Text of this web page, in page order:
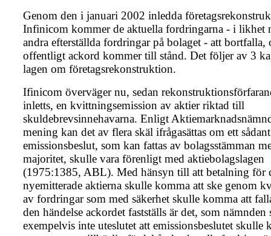
Genom den i januari 2002 inledda
Infinicom kommer de aktuella fordringarna - i likhet
andra efterställda fordringar på bolaget - att bortfalla,
offentligt ackord kommer till stånd. Det följer av 3
lagen om företagsrekonstruktion.
Ifinicom överväger nu, sedan
inletts, en kvittningsemission av aktier riktad till
skuldebrevsinnehavarna. Enligt
mening kan det av flera skäl ifrågasättas om ett sådant
emissionsbeslut, som kan fattas av bolagsstämman
majoritet, skulle vara förenligt med aktiebolagslagen
(1975:1385, ABL). Med hänsyn till att betalning för
nyemitterade aktierna skulle komma att ske genom
av fordringar som med säkerhet skulle komma att
den händelse ackordet fastställs är det, som nämnden
exempelvis inte uteslutet att emissionsbeslutet skulle